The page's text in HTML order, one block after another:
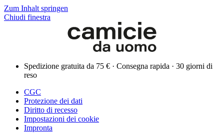
Zum Inhalt springen
Chiudi finestra
Spedizione gratuita da 75 € · Consegna rapida · 30 giorni di
reso
CGC
Protezione dei dati
Diritto di recesso
Impostazioni dei cookie
Impronta